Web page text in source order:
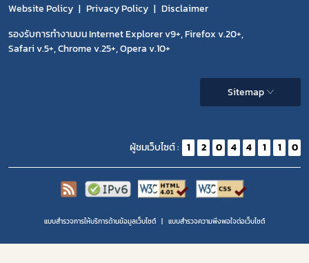
Website Policy
Privacy Policy
Disclaimer
รองรับการทำงานบน Internet Explorer v9+, Firefox v.20+,
Safari v.5+, Chrome v.25+, Opera v.10+
Sitemap
ผู้ชมเว็บไซต์ : 1 2 0 4 4 1 1 0
แบบสำรวจการให้บริการด้านข้อมูลเว็บไซต์ แบบสำรวจความพีงพอใจต่อเว็บไซต์